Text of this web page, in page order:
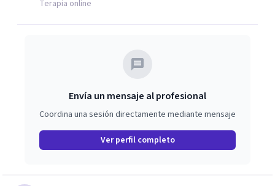
Terapia online
Envía un mensaje al profesional
Coordina una sesión directamente mediante mensaje
Ver perfil completo